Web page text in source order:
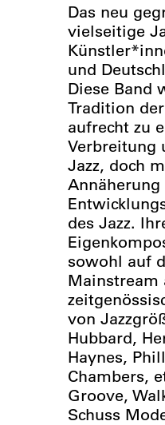
Das neu
vielseitige
und
Diese Band
Tradition
aufrecht zu
Verbreitung
Jazz, doch
Annäherung
des Jazz.
sowohl auf
Mainstream
von
Hubbard,
Haynes,
Chambers,
Groove,
Schuss